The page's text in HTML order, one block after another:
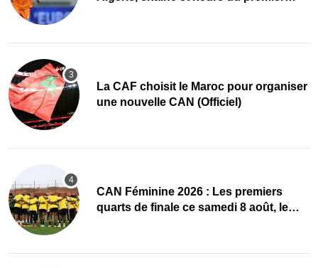
La CAF choisit le Maroc pour organiser
une nouvelle CAN (Officiel)
CAN Féminine 2026 : Les premiers
quarts de finale ce samedi 8 août, le